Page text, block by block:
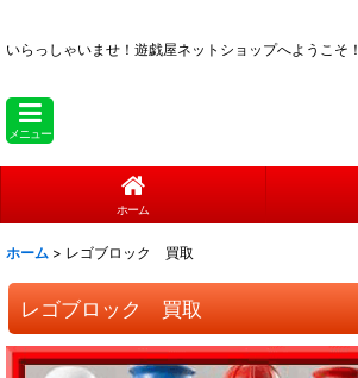
いらっしゃいませ！ 遊戯屋ネットショップへようこそ！
メニュー
ホーム
ホーム > レゴブロック 買取
レゴブロック 買取